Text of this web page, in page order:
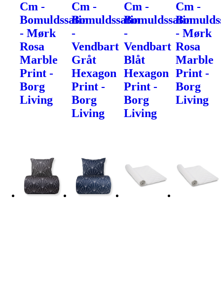
Cm -
Bomuldssatin
- Mørk
Rosa
Marble
Print -
Borg
Living
Cm -
Bomuldssatin
-
Vendbart
Gråt
Hexagon
Print -
Borg
Living
Cm -
Bomuldssatin
-
Vendbart
Blåt
Hexagon
Print -
Borg
Living
Cm -
- Mørk
Rosa
Marble
Print -
Borg
Living